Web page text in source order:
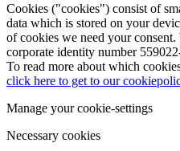
Cookies ("cookies") consist of
data which is stored on your
of cookies we need your
corporate identity number
To read more about which
click here to get to our
Manage your cookie-settings
Necessary cookies